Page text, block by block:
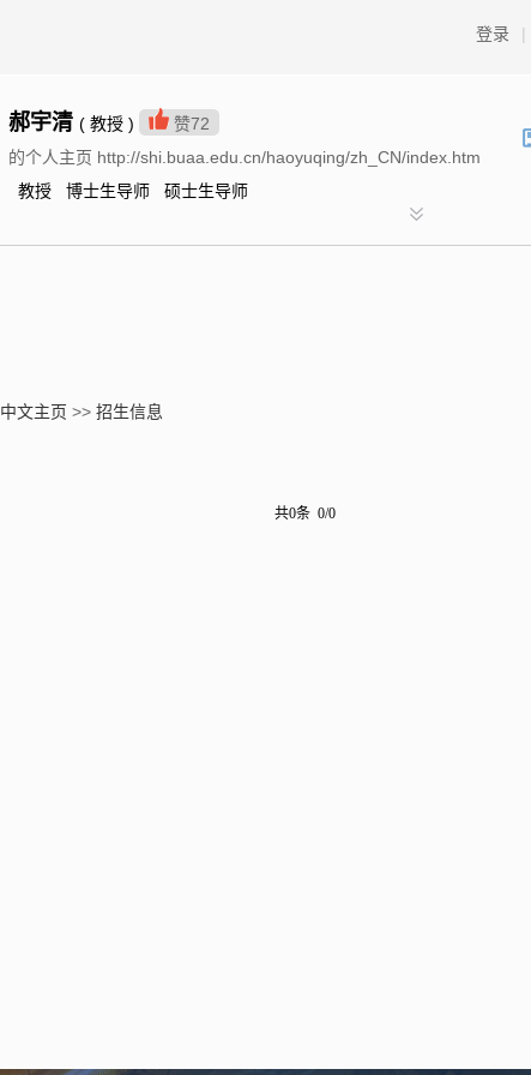
登录 |
郝宇清 ( 教授 ) 赞72
的个人主页 http://shi.buaa.edu.cn/haoyuqing/zh_CN/index.htm
教授 博士生导师 硕士生导师
中文主页 >> 招生信息
共0条 0/0